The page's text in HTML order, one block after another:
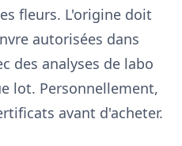
fleurs. L'origine doit
autorisées dans
des analyses de labo
lot. Personnellement,
avant d'acheter.